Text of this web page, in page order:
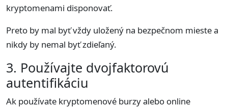
kryptomenami disponovať.
Preto by mal byť vždy uložený na bezpečnom mieste a
nikdy by nemal byť zdieľaný.
3. Používajte dvojfaktorovú
autentifikáciu
Ak používate kryptomenové burzy alebo online